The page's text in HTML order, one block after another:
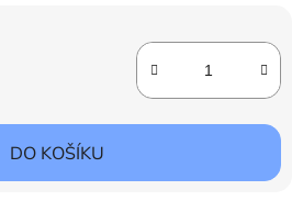
DO KOŠÍKU